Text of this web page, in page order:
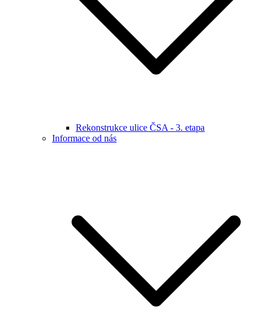
Rekonstrukce ulice ČSA - 3. etapa
Informace od nás